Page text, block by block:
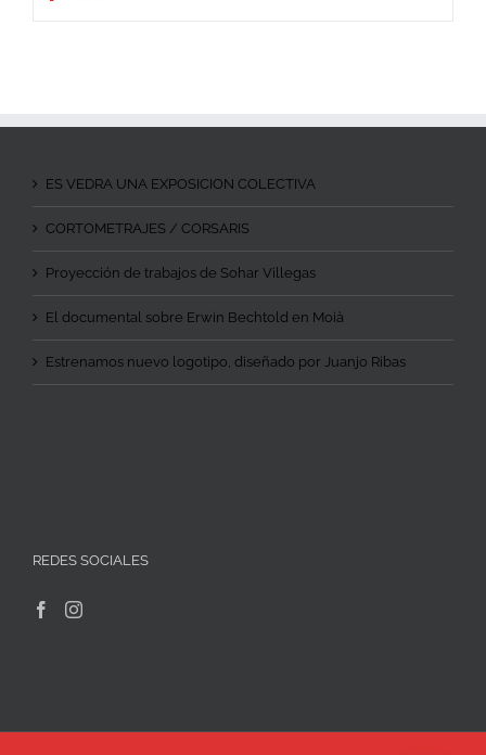
ES VEDRA UNA EXPOSICION COLECTIVA
CORTOMETRAJES / CORSARIS
Proyección de trabajos de Sohar Villegas
El documental sobre Erwin Bechtold en Moià
Estrenamos nuevo logotipo, diseñado por Juanjo Ribas
REDES SOCIALES